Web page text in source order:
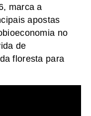
marca a
apostas
no
de
floresta para